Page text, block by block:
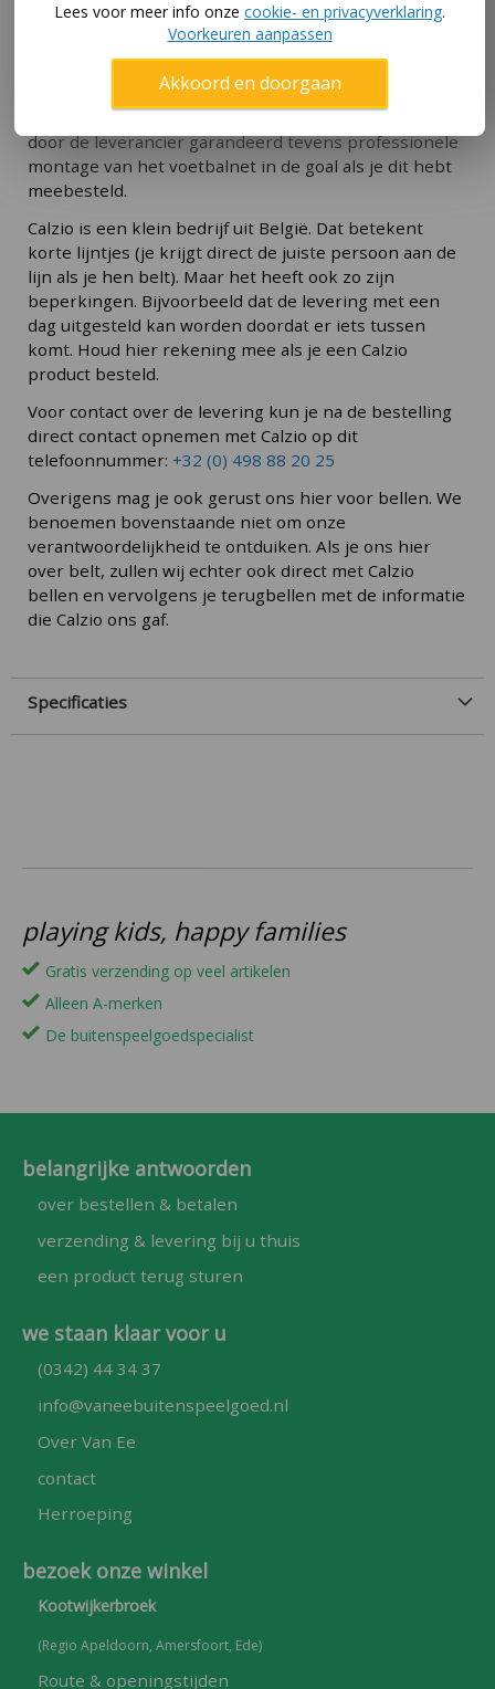
Daarom houden we de Calzio niet zelf op voorraad:
verzending verloopt direct vanuit de leverancier die
met eigen transport 1-2 keer per week een vaste
afleverroute rijdt door Nederland en België. Daardoor
heb je het voetbaldoel alsnog snel in huis! Levering
door de leverancier garandeerd tevens professionele
montage van het voetbalnet in de goal als je dit hebt
meebesteld.
Calzio is een klein bedrijf uit België. Dat betekent
korte lijntjes (je krijgt direct de juiste persoon aan de
lijn als je hen belt). Maar het heeft ook zo zijn
beperkingen. Bijvoorbeeld dat de levering met een
dag uitgesteld kan worden doordat er iets tussen
komt. Houd hier rekening mee als je een Calzio
product besteld.
Voor contact over de levering kun je na de bestelling
direct contact opnemen met Calzio op dit
telefoonnummer: +32 (0) 498 88 20 25
Overigens mag je ook gerust ons hier voor bellen. We
benoemen bovenstaande niet om onze
verantwoordelijkheid te ontduiken. Als je ons hier
over belt, zullen wij echter ook direct met Calzio
bellen en vervolgens je terugbellen met de informatie
die Calzio ons gaf.
Specificaties
playing kids, happy families
Gratis verzending op veel artikelen
Alleen A-merken
De buitenspeelgoedspecialist
belangrijke antwoorden
over bestellen & betalen
verzending & levering bij u thuis
een product terug sturen
we staan klaar voor u
(0342) 44 34 37
info@vaneebuitenspeelgoed.nl
Over Van Ee
contact
Herroeping
bezoek onze winkel
Kootwijkerbroek
(Regio Apeldoorn, Amersfoort, Ede)
Route & openingstijden
Lees voor meer info onze cookie- en privacyverklaring.
Voorkeuren aanpassen
Akkoord en doorgaan